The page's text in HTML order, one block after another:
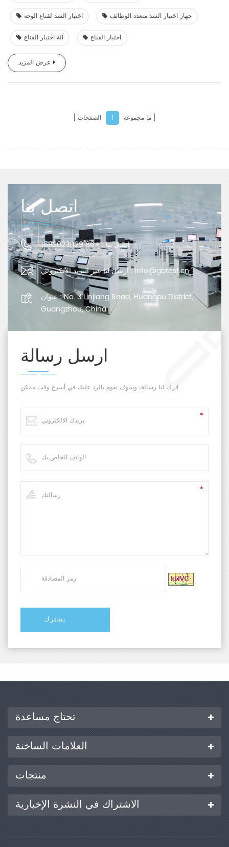
اختبار الشد لقناع الوجه جهاز اختبار الشد متعدد الوظائف
آلة اختبار القناع اختبار القناع
عرض المزيد
ما مجموعه 1 الصفحات
اتصل بنا
اتصل بنا :+86 15820231129
ارسل لنا عبر البريد الإلكتروني :info@gbtest.cn
عنوان :No. 3 Linjiang Road, Huangpu District,
Guangzhou, China
ارسل رسالة
اترك لنا رسالة، وسوف نقوم بالرد عليك في أسرع وقت ممكن.
تحتاج مساعدة
العلامات الساخنة
منتجات
الاشتراك في النشرة الإخبارية